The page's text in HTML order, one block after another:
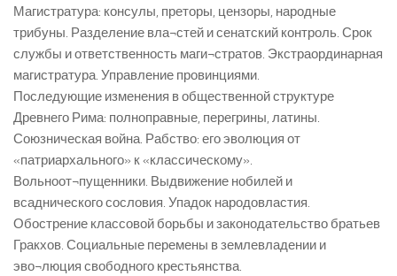
Магистратура: консулы, преторы, цензоры, народные
трибуны. Разделение вла¬стей и сенатский контроль. Срок
службы и ответственность маги¬стратов. Экстраординарная
магистратура. Управление провинциями.
Последующие изменения в общественной структуре
Древнего Рима: полноправные, перегрины, латины.
Союзническая война. Рабство: его эволюция от
«патриархального» к «классическому».
Вольноот¬пущенники. Выдвижение нобилей и
всаднического сословия. Упадок народовластия.
Обострение классовой борьбы и законодательство братьев
Гракхов. Социальные перемены в землевладении и
эво¬люция свободного крестьянства.